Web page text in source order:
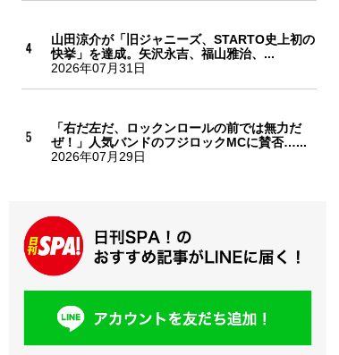
山田涼介が「旧ジャニーズ、STARTO史上初の
快挙」を達成。矢沢永吉、福山雅治、...
2026年07月31日
「右だ左だ、ロックンロールの前では無力だ
ぜ！」人気バンドのフジロックMCに賛否…...
2026年07月29日